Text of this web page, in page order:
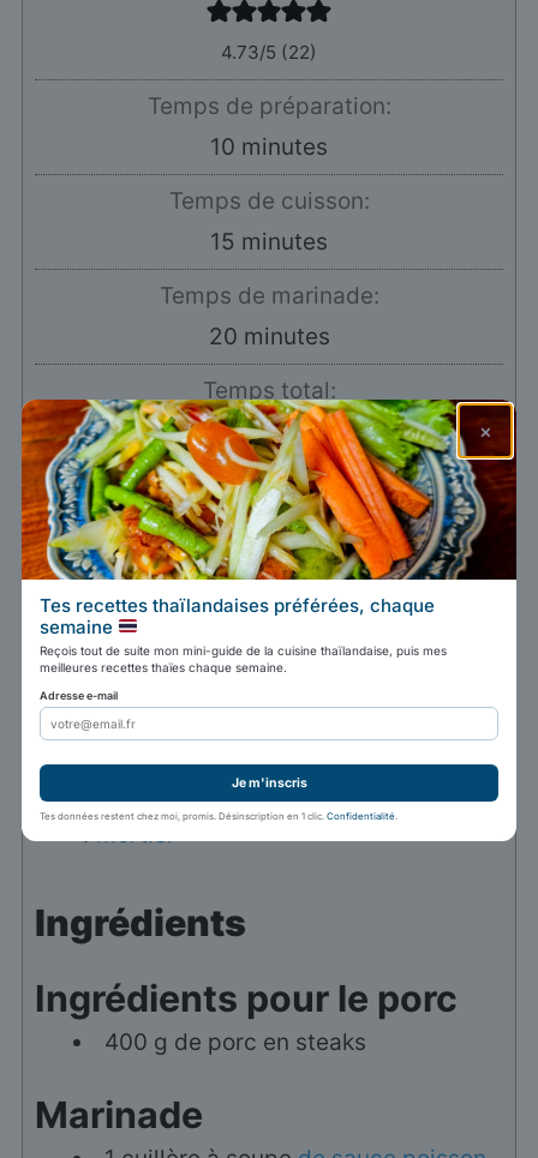
4.73/5 (22)
Temps de préparation:
10 minutes
minutes
Temps de cuisson:
15 minutes
minutes
Temps de marinade:
20minutes
minutes
Temps total:
45minutes
minutes
Type de plat:Salade
Cuisine:Thaïlandaise
Portions:2 personnes
Calories:334kcal 1x 2x 3x
4x
Auteur:Marc Winer
Matériel
1mortier
Ingrédients
Ingrédients pour le porc
400 g de porc en steaks
Marinade
×
Tes recettes thaïlandaises préférées, chaque
semaine
Reçois tout de suite mon mini-guide de la cuisine thaïlandaise, puis mes
meilleures recettes thaïes chaque semaine.
Adresse e-mail
Je m'inscris
Tes données restent chez moi, promis. Désinscription en 1 clic. Confidentialité.